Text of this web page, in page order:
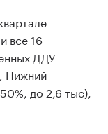
все 16
ДДУ
Нижний
до 2,6 тыс),